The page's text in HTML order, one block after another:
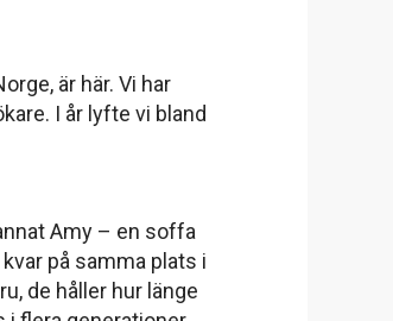
är här. Vi har
I år lyfte vi bland
Amy – en soffa
på samma plats i
de håller hur länge